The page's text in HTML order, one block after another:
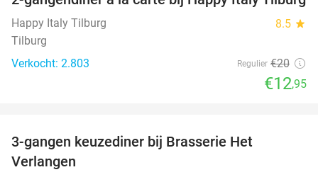
Happy Italy Tilburg 8.5 star
Tilburg
Verkocht: 2.803
Regulier €20
€12,95
3-gangen keuzediner bij Brasserie Het
Verlangen